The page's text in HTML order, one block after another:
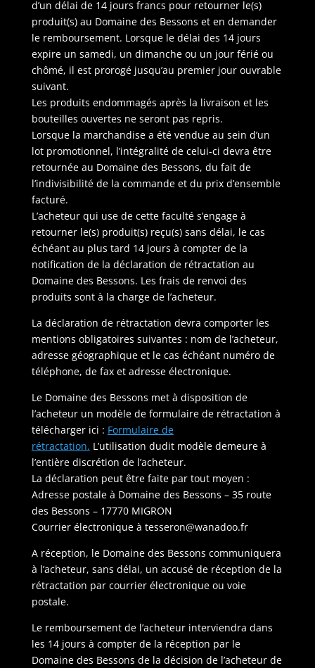
d’un délai de 14 jours francs pour retourner le(s)
produit(s) au Domaine des Bessons et en demander
le remboursement. Lorsque le délai des 14 jours
expire un samedi, un dimanche ou un jour férié ou
chômé, il est prorogé jusqu’au premier jour ouvrable
suivant.
Les produits endommagés après la livraison et les
bouteilles ouvertes ne seront pas repris.
Lorsque la marchandise a été vendue au sein d’un
lot promotionnel, l’intégralité de celui-ci devra être
retournée au Domaine des Bessons, du fait de
l’indivisibilité de la commande et du prix d’ensemble
facturé.
L’acheteur qui use de cette faculté s’engage à
retourner le(s) produit(s) reçu(s) sans délai, le cas
échéant au plus tard 14 jours à compter de la
notification de la déclaration de rétractation au
Domaine des Bessons. Les frais de renvoi des
produits sont à la charge de l’acheteur.
La déclaration de rétractation devra comporter les
mentions obligatoires suivantes : nom de l’acheteur,
adresse géographique et le cas échéant numéro de
téléphone, de fax et adresse électronique.
Le Domaine des Bessons met à disposition de
l’acheteur un modèle de formulaire de rétractation à
télécharger ici : Formulaire de
rétractation. L’utilisation dudit modèle demeure à
l’entière discrétion de l’acheteur.
La déclaration peut être faite par tout moyen :
Adresse postale à Domaine des Bessons – 35 route
des Bessons – 17770 MIGRON
Courrier électronique à tesseron@wanadoo.fr
A réception, le Domaine des Bessons communiquera
à l’acheteur, sans délai, un accusé de réception de la
rétractation par courrier électronique ou voie
postale.
Le remboursement de l’acheteur interviendra dans
les 14 jours à compter de la réception par le
Domaine des Bessons de la décision de l’acheteur de